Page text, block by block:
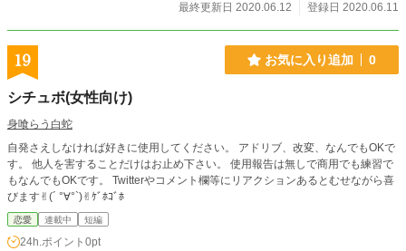
最終更新日 2020.06.12
登録日 2020.06.11
19 お気に入り追加 0
シチュボ(女性向け)
身喰らう白蛇
自発さえしなければ好きに使用してください。 アドリブ、改変、なんでもOKで
す。 他人を害することだけはお止め下さい。 使用報告は無しで商用でも練習で
もなんでもOKです。 Twitterやコメント欄等にリアクションあるとむせながら喜
びます✌︎︎(´ °∀︎°`)✌︎︎ｹﾞﾎｺﾞﾎ
恋愛 連載中 短編
24h.ポイント 0pt